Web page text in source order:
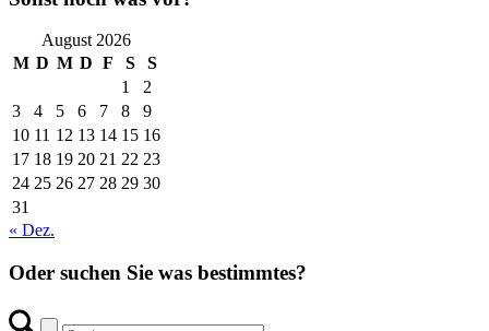
August 2026
M D M D F S
S
1
2
3
4 5 6 7 8
9
10 11 12 13 14 15 16
17 18 19 20 21 22 23
24 25 26 27 28 29 30
31
« Dez.
Oder suchen Sie was bestimmtes?